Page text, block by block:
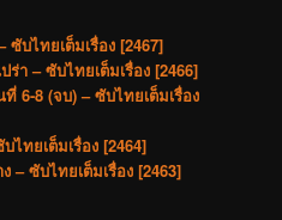
ซับไทยเต็มเรื่อง [2467]
ร่า – ซับไทยเต็มเรื่อง [2466]
6-8 (จบ) – ซับไทยเต็มเรื่อง
ไทยเต็มเรื่อง [2464]
– ซับไทยเต็มเรื่อง [2463]